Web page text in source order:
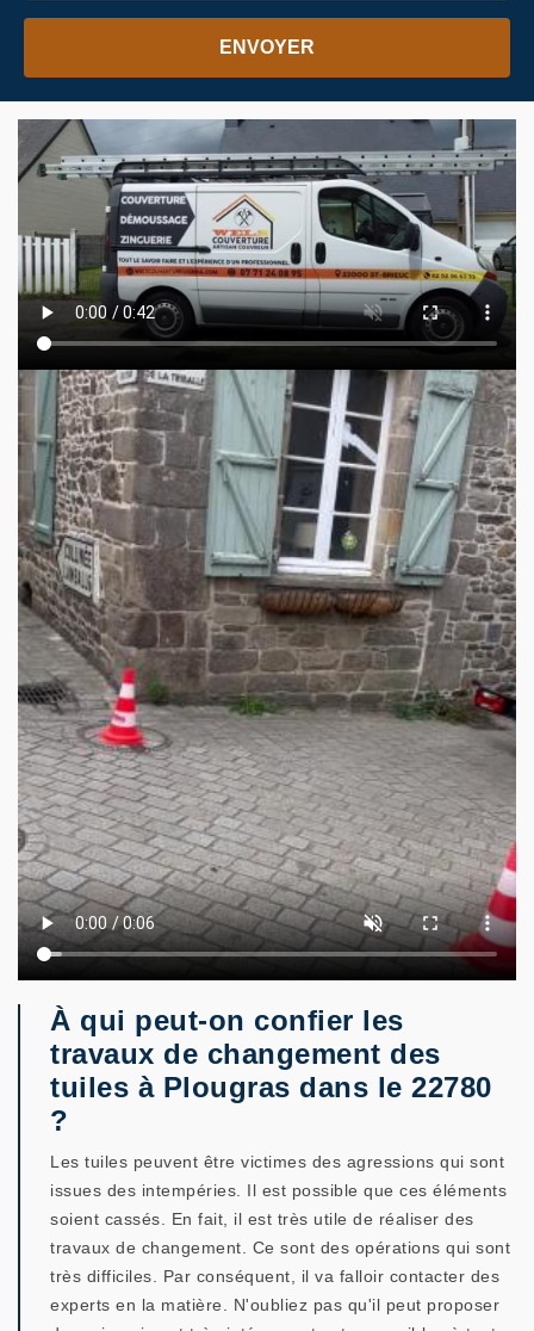
À qui peut-on confier les
travaux de changement des
tuiles à Plougras dans le 22780
?
Les tuiles peuvent être victimes des agressions qui sont
issues des intempéries. Il est possible que ces éléments
soient cassés. En fait, il est très utile de réaliser des
travaux de changement. Ce sont des opérations qui sont
très difficiles. Par conséquent, il va falloir contacter des
experts en la matière. N'oubliez pas qu'il peut proposer